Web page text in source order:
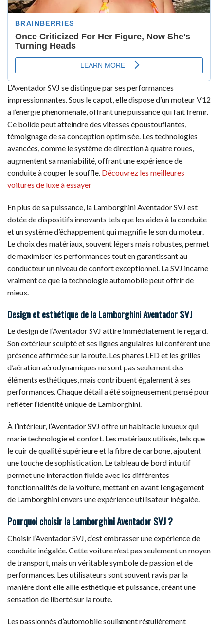
L’Aventador SVJ se distingue par ses performances
impressionnantes. Sous le capot, elle dispose d’un moteur V12
à l’énergie phénoménale, offrant une puissance qui fait frémir.
Ce bolide peut atteindre des vitesses époustouflantes,
témoignage de sa conception optimisée. Les technologies
avancées, comme le système de direction à quatre roues,
augmentent sa maniabilité, offrant une expérience de
conduite à couper le souffle. Découvrez les meilleures
voitures de luxe à essayer
En plus de sa puissance, la Lamborghini Aventador SVJ est
dotée de dispositifs innovants tels que les aides à la conduite
et un système d’échappement qui magnifie le son du moteur.
Le choix des matériaux, souvent légers mais robustes, permet
de maximiser les performances tout en garantissant au
conducteur un niveau de confort exceptionnel. La SVJ incarne
vraiment ce que la technologie automobile peut offrir de
mieux.
Design et esthétique de la Lamborghini Aventador SVJ
Le design de l’Aventador SVJ attire immédiatement le regard.
Son extérieur sculpté et ses lignes angulaires lui confèrent une
présence affirmée sur la route. Les phares LED et les grilles
d’aération aérodynamiques ne sont pas seulement des
éléments esthétiques, mais contribuent également à ses
performances. Chaque détail a été soigneusement pensé pour
refléter l’identité unique de Lamborghini.
À l’intérieur, l’Aventador SVJ offre un habitacle luxueux qui
marie technologie et confort. Les matériaux utilisés, tels que
le cuir de qualité supérieure et la fibre de carbone, ajoutent
une touche de sophistication. Le tableau de bord intuitif
permet une interaction fluide avec les différentes
fonctionnalités de la voiture, mettant en avant l’engagement
de Lamborghini envers une expérience utilisateur inégalée.
Pourquoi choisir la Lamborghini Aventador SVJ ?
Choisir l’Aventador SVJ, c’est embrasser une expérience de
conduite inégalée. Cette voiture n’est pas seulement un moyen
de transport, mais un véritable symbole de passion et de
performances. Les utilisateurs sont souvent ravis par la
manière dont elle allie esthétique et puissance, créant une
sensation de liberté sur la route.
Les passionnés d’automobile soulignent régulièrement